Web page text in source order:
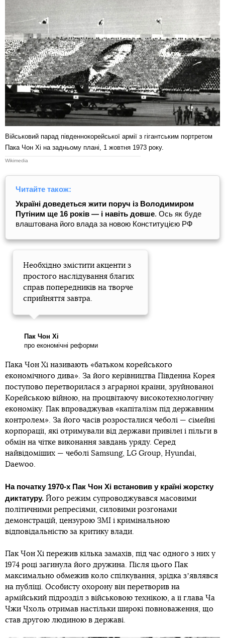
Військовий парад південнокорейської армії з гігантським портретом
Пака Чон Хі на задньому плані, 1 жовтня 1973 року.
Wikimedia
Читайте також:
Україні доведеться жити поруч із Володимиром
Путіним ще 16 років — і навіть довше. Ось як буде
влаштована його влада за новою Конституцією РФ
Необхідно змістити акценти з
простого наслідування благих
справ попередників на творче
сприйняття завтра.
Пак Чон Хі
про економічні реформи
Пака Чон Хі називають «батьком корейського
економічного дива». За його керівництва Південна Корея
поступово перетворилася з аграрної країни, зруйнованої
Корейською війною, на процвітаючу високотехнологічну
економіку. Пак впроваджував «капіталізм під державним
контролем». За його часів розросталися чеболі — сімейні
корпорації, які отримували від держави привілеї і пільги в
обмін на чітке виконання завдань уряду. Серед
найвідоміших — чеболі Samsung, LG Group, Hyundai,
Daewoo.
На початку 1970-х Пак Чон Хі встановив у країні жорстку
диктатуру. Його режим супроводжувався масовими
політичними репресіями, силовими розгонами
демонстрацій, цензурою ЗМІ і кримінальною
відповідальністю за критику влади.
Пак Чон Хі пережив кілька замахів, під час одного з них у
1974 році загинула його дружина. Після цього Пак
максимально обмежив коло спілкування, зрідка зʼявлявся
на публіці. Особисту охорону він перетворив на
армійський підрозділ з військовою технікою, а її глава Ча
Чжи Чхоль отримав настільки широкі повноваження, що
став другою людиною в державі.